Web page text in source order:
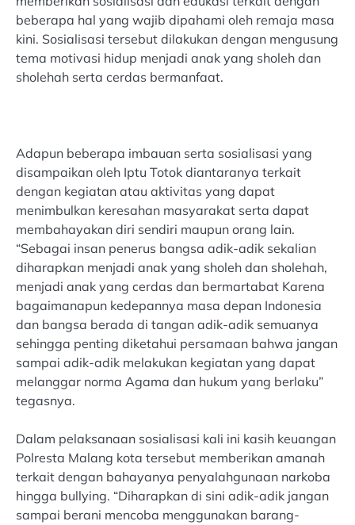
beberapa hal yang wajib dipahami oleh remaja masa
kini. Sosialisasi tersebut dilakukan dengan mengusung
tema motivasi hidup menjadi anak yang sholeh dan
sholehah serta cerdas bermanfaat.
Adapun beberapa imbauan serta sosialisasi yang
disampaikan oleh Iptu Totok diantaranya terkait
dengan kegiatan atau aktivitas yang dapat
menimbulkan keresahan masyarakat serta dapat
membahayakan diri sendiri maupun orang lain.
“Sebagai insan penerus bangsa adik-adik sekalian
diharapkan menjadi anak yang sholeh dan sholehah,
menjadi anak yang cerdas dan bermartabat Karena
bagaimanapun kedepannya masa depan Indonesia
dan bangsa berada di tangan adik-adik semuanya
sehingga penting diketahui persamaan bahwa jangan
sampai adik-adik melakukan kegiatan yang dapat
melanggar norma Agama dan hukum yang berlaku”
tegasnya.
Dalam pelaksanaan sosialisasi kali ini kasih keuangan
Polresta Malang kota tersebut memberikan amanah
terkait dengan bahayanya penyalahgunaan narkoba
hingga bullying. “Diharapkan di sini adik-adik jangan
sampai berani mencoba menggunakan barang-